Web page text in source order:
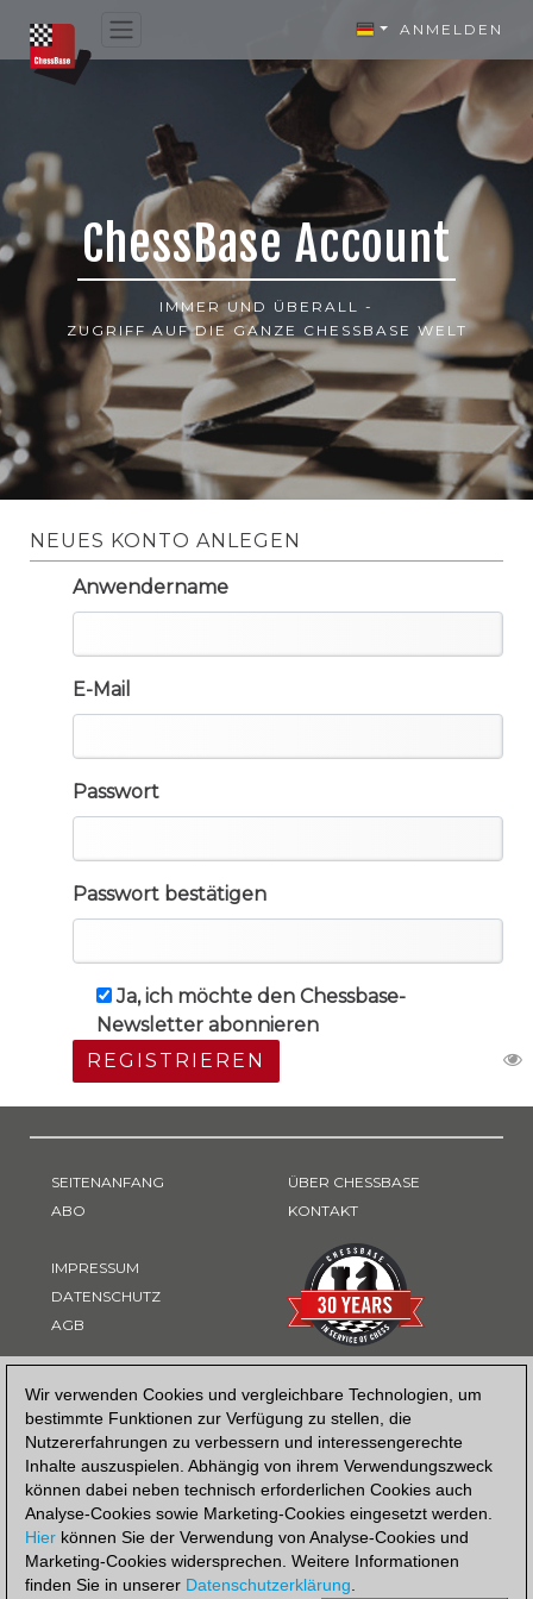
Wir verwenden Cookies und vergleichbare Technologien, um
bestimmte Funktionen zur Verfügung zu stellen, die
Nutzererfahrungen zu verbessern und interessengerechte
Inhalte auszuspielen. Abhängig von ihrem Verwendungszweck
können dabei neben technisch erforderlichen Cookies auch
Analyse-Cookies sowie Marketing-Cookies eingesetzt werden.
Hier können Sie der Verwendung von Analyse-Cookies und
Marketing-Cookies widersprechen. Weitere Informationen
finden Sie in unserer Datenschutzerklärung.
ANMELDEN
ChessBase Account
IMMER UND ÜBERALL -
ZUGRIFF AUF DIE GANZE CHESSBASE WELT
NEUES KONTO ANLEGEN
Anwendername
E-Mail
Passwort
Passwort bestätigen
Ja, ich möchte den Chessbase-
Newsletter abonnieren
REGISTRIEREN
SEITENANFANG
ABO
IMPRESSUM
DATENSCHUTZ
AGB
ÜBER CHESSBASE
KONTAKT
ZAHLUNGSART